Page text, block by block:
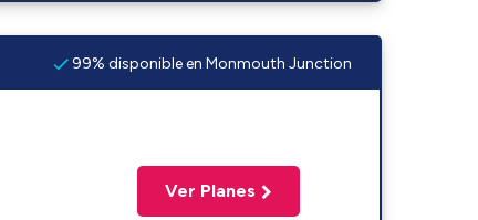
99% disponible en Monmouth Junction
Ver Planes